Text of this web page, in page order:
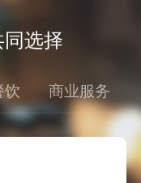
选择
饮 商业服务